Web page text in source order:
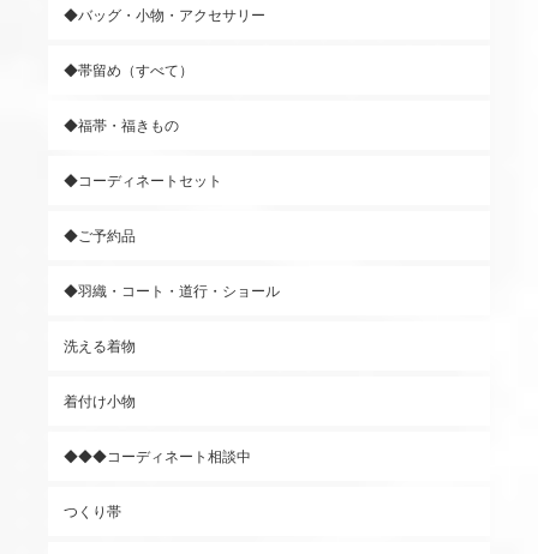
◆バッグ・小物・アクセサリー
◆帯留め（すべて）
◆福帯・福きもの
◆コーディネートセット
◆ご予約品
◆羽織・コート・道行・ショール
洗える着物
着付け小物
◆◆◆コーディネート相談中
つくり帯